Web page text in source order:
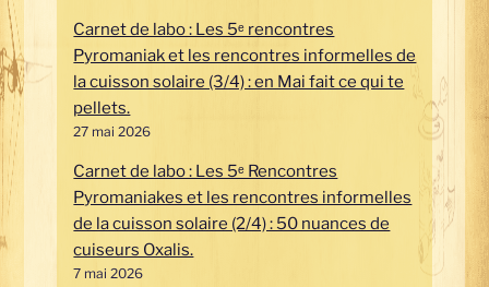
Carnet de labo : Les 5ᵉ rencontres
Pyromaniak et les rencontres informelles de
la cuisson solaire (3/4) : en Mai fait ce qui te
pellets.
27 mai 2026
Carnet de labo : Les 5ᵉ Rencontres
Pyromaniakes et les rencontres informelles
de la cuisson solaire (2/4) : 50 nuances de
cuiseurs Oxalis.
7 mai 2026